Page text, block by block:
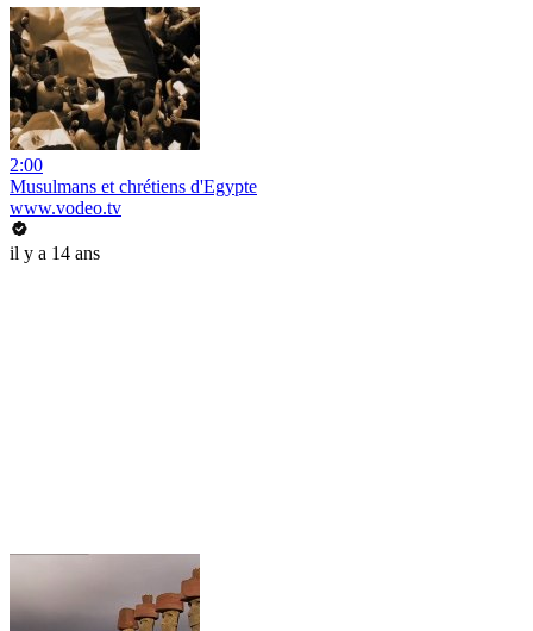
2:00
Musulmans et chrétiens d'Egypte
www.vodeo.tv
il y a 14 ans